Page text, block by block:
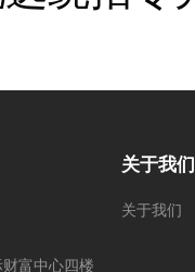
富中心四楼
关于我们
关于我们